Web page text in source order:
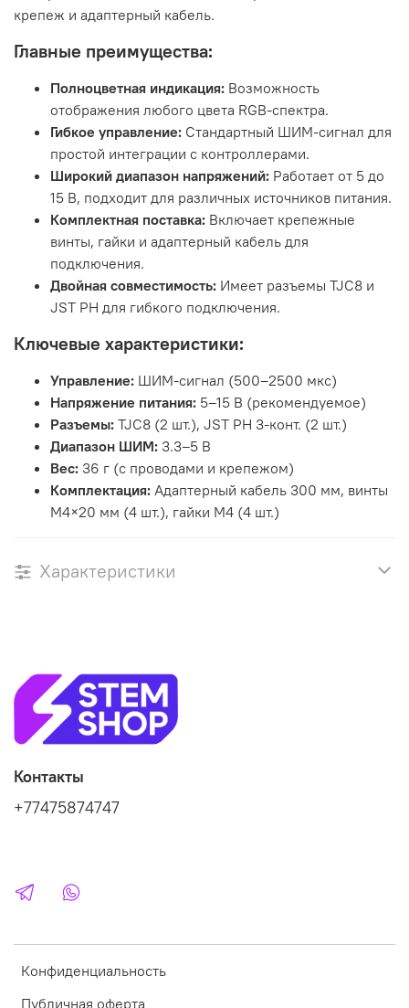
крепеж и адаптерный кабель.
Главные преимущества:
Полноцветная индикация: Возможность
отображения любого цвета RGB-спектра.
Гибкое управление: Стандартный ШИМ-сигнал для
простой интеграции с контроллерами.
Широкий диапазон напряжений: Работает от 5 до
15 В, подходит для различных источников питания.
Комплектная поставка: Включает крепежные
винты, гайки и адаптерный кабель для
подключения.
Двойная совместимость: Имеет разъемы TJC8 и
JST PH для гибкого подключения.
Ключевые характеристики:
Управление: ШИМ-сигнал (500–2500 мкс)
Напряжение питания: 5–15 В (рекомендуемое)
Разъемы: TJC8 (2 шт.), JST PH 3-конт. (2 шт.)
Диапазон ШИМ: 3.3–5 В
Вес: 36 г (с проводами и крепежом)
Комплектация: Адаптерный кабель 300 мм, винты
M4×20 мм (4 шт.), гайки M4 (4 шт.)
Характеристики
Конфиденциальность
Публичная оферта
Контакты
+77475874747